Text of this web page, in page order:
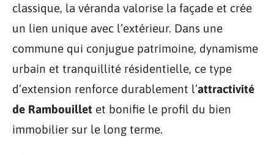
classique, la véranda valorise la façade et crée
un lien unique avec l’extérieur. Dans une
commune qui conjugue patrimoine, dynamisme
urbain et tranquillité résidentielle, ce type
d’extension renforce durablement l’attractivité
de Rambouillet et bonifie le profil du bien
immobilier sur le long terme.